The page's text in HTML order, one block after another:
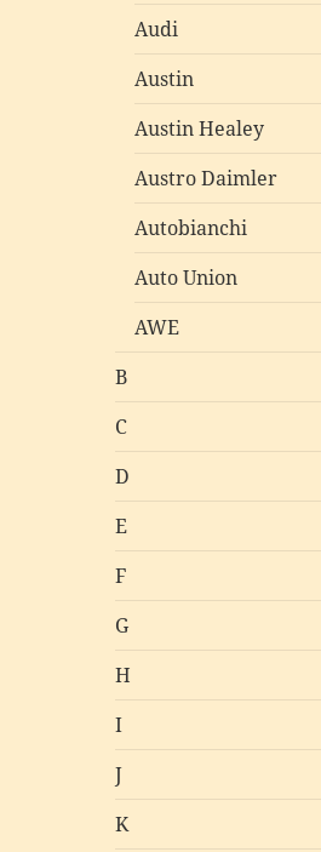
Audi
Austin
Austin Healey
Austro Daimler
Autobianchi
Auto Union
AWE
B
C
D
E
F
G
H
I
J
K